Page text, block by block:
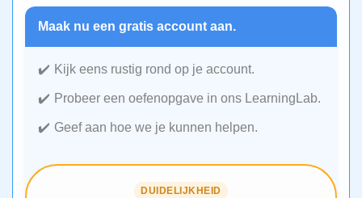
Maak nu een gratis account aan.
Kijk eens rustig rond op je account.
Probeer een oefenopgave in ons LearningLab.
Geef aan hoe we je kunnen helpen.
DUIDELIJKHEID